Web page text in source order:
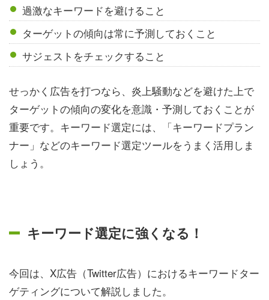
過激なキーワードを避けること
ターゲットの傾向は常に予測しておくこと
サジェストをチェックすること
せっかく広告を打つなら、炎上騒動などを避けた上で
ターゲットの傾向の変化を意識・予測しておくことが
重要です。キーワード選定には、「キーワードプラン
ナー」などのキーワード選定ツールをうまく活用しま
しょう。
キーワード選定に強くなる！
今回は、X広告（Twitter広告）におけるキーワードター
ゲティングについて解説しました。